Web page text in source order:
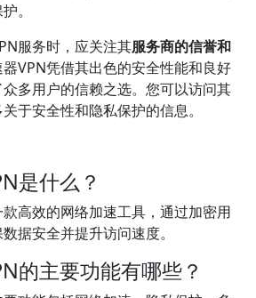
。
服务时，应关注其服务商的信誉和
VPN凭借其出色的安全性能和良好
多用户的信赖之选。您可以访问其
于安全性和隐私保护的信息。
是什么？
高效的网络加速工具，通过加密用
据安全并提升访问速度。
的主要功能有哪些？